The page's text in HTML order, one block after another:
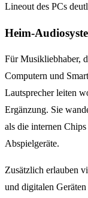
Lineout des PCs
Heim-
Für Musikliebhaber,
Computern und
Lautsprecher leiten
Ergänzung. Sie
als die internen
Abspielgeräte.
Zusätzlich erlauben
und digitalen